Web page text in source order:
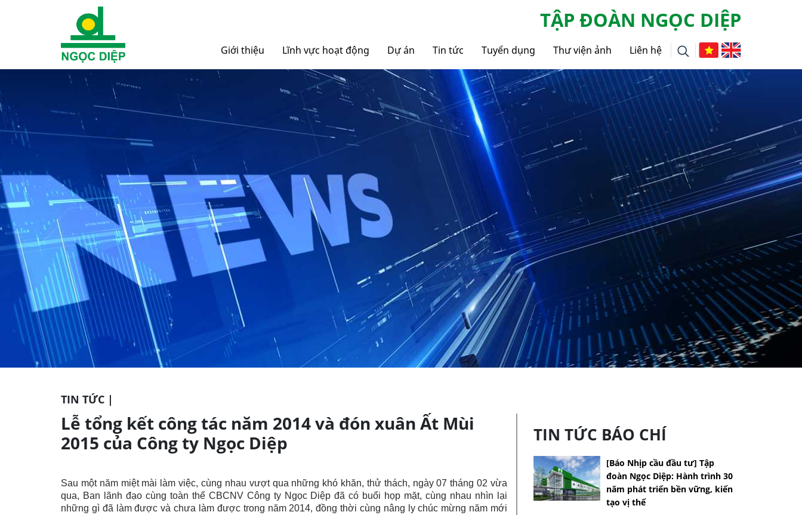
TẬP ĐOÀN NGỌC DIỆP
Giới thiệu Lĩnh vực hoạt động
Nội thất Ngọc Diệp
Bao bì Ngọc Diệp
NGOCDIEPWINDOW
Dự án Tin tức
Tin tức Tập đoàn
Báo chí nói về chúng tôi
Tuyển dụng Thư viện ảnh Liên hệ
TIN TỨC |
Lễ tổng kết công tác năm 2014 và đón xuân Ất Mùi
2015 của Công ty Ngọc Diệp
Sau một năm miệt mài làm việc, cùng nhau vượt qua những khó khăn, thử thách, ngày 07 tháng 02 vừa
qua, Ban lãnh đạo cùng toàn thể CBCNV Công ty Ngọc Diệp đã có buổi họp mặt, cùng nhau nhìn lại
những gì đã làm được và chưa làm được trong năm 2014, đồng thời cùng nâng ly chúc mừng năm mới
TIN TỨC BÁO CHÍ
[Báo Nhịp cầu đầu tư] Tập
đoàn Ngọc Diệp: Hành trình 30
năm phát triển bền vững, kiến
tạo vị thế